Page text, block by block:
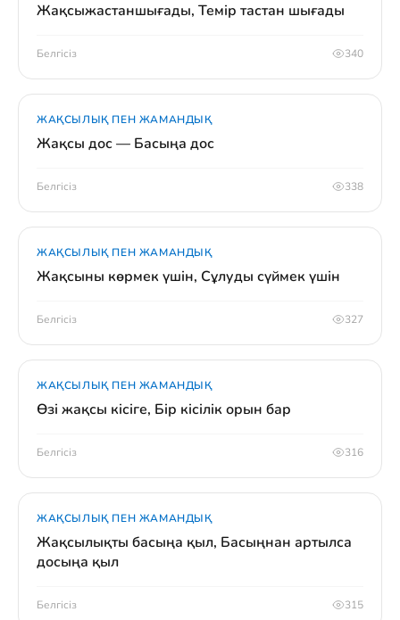
Жақсыжастаншығады, Темір тастан шығады
Белгісіз 340
ЖАҚСЫЛЫҚ ПЕН ЖАМАНДЫҚ
Жақсы дос — Басыңа дос
Белгісіз 338
ЖАҚСЫЛЫҚ ПЕН ЖАМАНДЫҚ
Жақсыны көрмек үшін, Сұлуды сүймек үшін
Белгісіз 327
ЖАҚСЫЛЫҚ ПЕН ЖАМАНДЫҚ
Өзі жақсы кісіге, Бір кісілік орын бар
Белгісіз 316
ЖАҚСЫЛЫҚ ПЕН ЖАМАНДЫҚ
Жақсылықты басыңа қыл, Басыңнан артылса
досыңа қыл
Белгісіз 315